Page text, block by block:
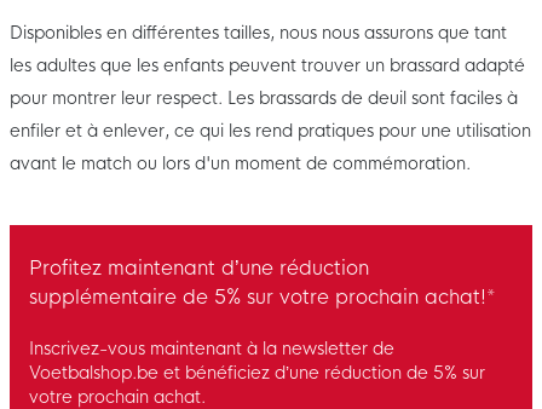
Disponibles en différentes tailles, nous nous assurons que tant
les adultes que les enfants peuvent trouver un brassard adapté
pour montrer leur respect. Les brassards de deuil sont faciles à
enfiler et à enlever, ce qui les rend pratiques pour une utilisation
avant le match ou lors d'un moment de commémoration.
Profitez maintenant d’une réduction
supplémentaire de 5% sur votre prochain achat!*
Inscrivez-vous maintenant à la newsletter de
Voetbalshop.be et bénéficiez d’une réduction de 5% sur
votre prochain achat.